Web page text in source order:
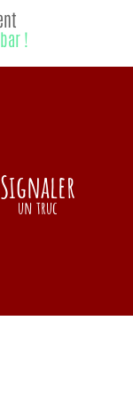
!
Signaler
un truc